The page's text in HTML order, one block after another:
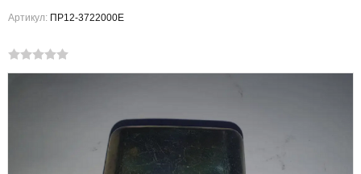
Артикул: ПР12-3722000Е